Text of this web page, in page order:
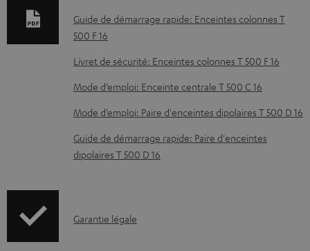
t
t
é
l
é
c
r
Guide de démarrage rapide: Enceintes colonnes T
500 F 16
Livret de sécurité: Enceintes colonnes T 500 F 16
Mode d’emploi: Enceinte centrale T 500 C 16
Mode d’emploi: Paire d'enceintes dipolaires T 500 D 16
Guide de démarrage rapide: Paire d'enceintes
dipolaires T 500 D 16
IGarantie légale